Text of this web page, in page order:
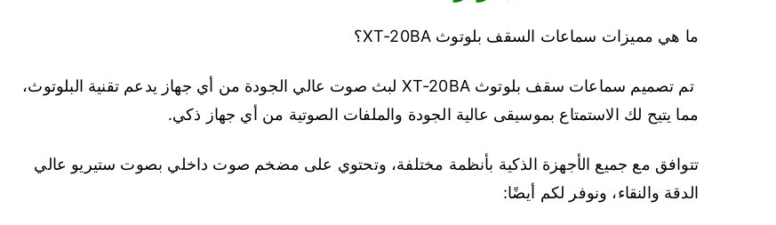
ما هي مميزات سماعات السقف بلوتوث XT-20BA؟
تم تصميم سماعات سقف بلوتوث XT-20BA لبث صوت عالي الجودة من أي جهاز يدعم تقنية البلوتوث،
مما يتيح لك الاستمتاع بموسيقى عالية الجودة والملفات الصوتية من أي جهاز ذكي.
تتوافق مع جميع الأجهزة الذكية بأنظمة مختلفة، وتحتوي على مضخم صوت داخلي بصوت ستيريو عالي
الدقة والنقاء، ونوفر لكم أيضًا: